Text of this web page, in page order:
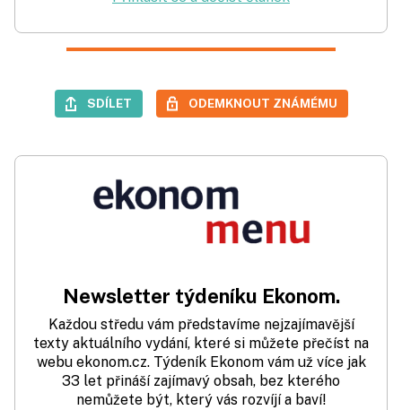
SDÍLET ODEMKNOUT ZNÁMÉMU
Newsletter týdeníku Ekonom.
Každou středu vám představíme nejzajímavější
texty aktuálního vydání, které si můžete přečíst na
webu ekonom.cz. Týdeník Ekonom vám už více jak
33 let přináší zajímavý obsah, bez kterého
nemůžete být, který vás rozvíjí a baví!